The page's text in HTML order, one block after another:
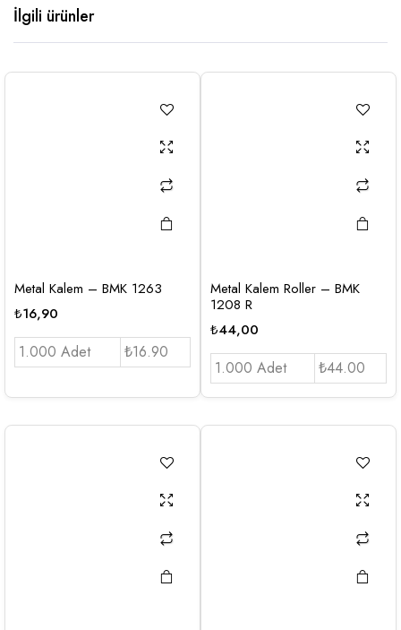
İlgili ürünler
Metal Kalem – BMK 1263
₺16,90
1.000 Adet ₺16.90
Metal Kalem Roller – BMK
1208 R
₺44,00
1.000 Adet ₺44.00